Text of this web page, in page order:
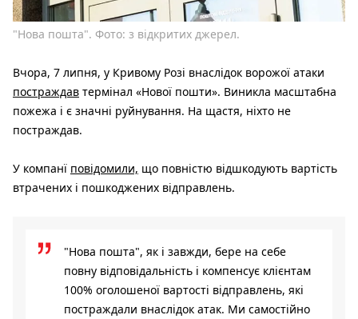
"Нова пошта". Фото: з відкритих джерел.
Вчора, 7 липня, у Кривому Розі внаслідок ворожої атаки
постраждав термінал «Нової пошти». Виникла масштабна
пожежа і є значні руйнування. На щастя, ніхто не
постраждав.
У компанї повідомили, що повністю відшкодують вартість
втрачених і пошкоджених відправлень.
"Нова пошта", як і завжди, бере на себе
повну відповідальність і компенсує клієнтам
100% оголошеної вартості відправлень, які
постраждали внаслідок атак. Ми самостійно